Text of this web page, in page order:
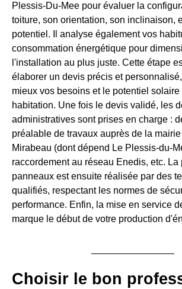
Plessis-Du-Mee pour évaluer la
toiture, son orientation, son inclinaison,
potentiel. Il analyse également vos
consommation énergétique pour
l'installation au plus juste. Cette étape
élaborer un devis précis et
mieux vos besoins et le potentiel solaire
habitation. Une fois le devis validé, les
administratives sont prises en charge :
préalable de travaux auprès de la
Mirabeau (dont dépend Le Plessis-du-
raccordement au réseau Enedis, etc. La
panneaux est ensuite réalisée par des
qualifiés, respectant les normes de
performance. Enfin, la mise en service
marque le début de votre production
Choisir le bon